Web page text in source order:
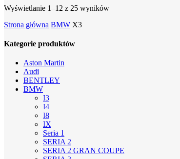
Wyświetlanie 1–12 z 25 wyników
Strona główna BMW X3
Kategorie produktów
Aston Martin
Audi
BENTLEY
BMW
I3
I4
I8
IX
Seria 1
SERIA 2
SERIA 2 GRAN COUPE